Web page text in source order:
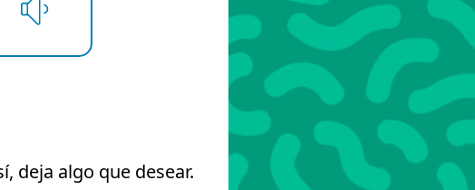
deja algo que desear.